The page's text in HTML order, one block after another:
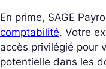
En prime, SAGE
comptabilité. Votre
accès privilégié pour
potentielle dans les